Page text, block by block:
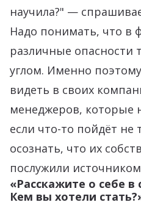
научила?" —
Надо понимать, что в
различные опасности
углом. Именно
видеть в своих
менеджеров, которые
если что-то пойдёт не
осознать, что их
послужили
«Расскажите о себе в
Кем вы хотели